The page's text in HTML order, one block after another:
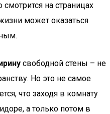
на страницах
может оказаться
свободной стены – не
Но это не самое
что заходя в комнату
а только потом в